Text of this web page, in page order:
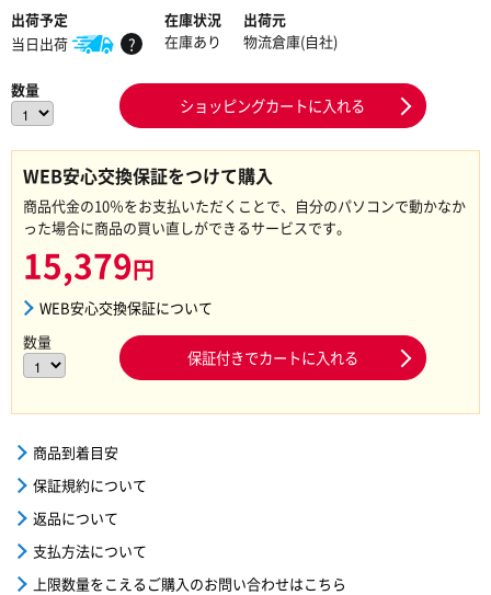
出荷予定
当日出荷
?
在庫状況
在庫あり
出荷元
物流倉庫(自社)
数量
ショッピングカートに入れる
WEB安心交換保証をつけて購入
商品代金の10％をお支払いただくことで、自分のパソコンで動かなか
った場合に商品の買い直しができるサービスです。
15,379円
WEB安心交換保証について
数量
保証付きでカートに入れる
商品到着目安
保証規約について
返品について
支払方法について
上限数量をこえるご購入のお問い合わせはこちら